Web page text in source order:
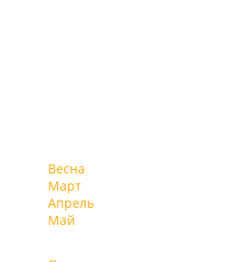
Весна
Март
Апрель
Май